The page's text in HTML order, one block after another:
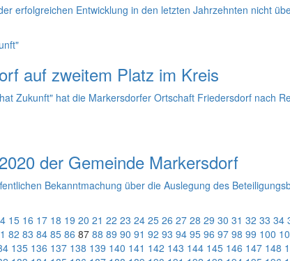
erfolgreichen Entwicklung in den letzten Jahrzehnten nicht
auf zweitem Platz im Kreis
Zukunft" hat die Markersdorfer Ortschaft Friedersdorf nach
der Gemeinde Markersdorf
Bekanntmachung über die Auslegung des
15 16 17 18 19 20 21 22 23 24 25 26 27 28 29 30 31 32 33 34
82 83 84 85 86 87 88 89 90 91 92 93 94 95 96 97 98 99 100
135 136 137 138 139 140 141 142 143 144 145 146 147 148